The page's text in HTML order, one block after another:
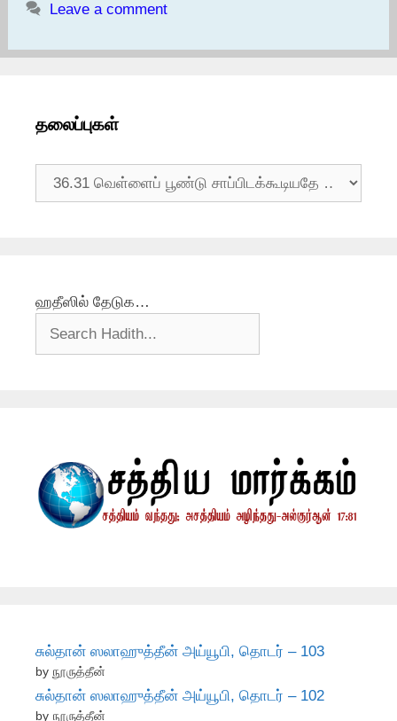
Leave a comment
தலைப்புகள்
தலைப்புகள்
ஹதீஸில் தேடுக…
சுல்தான் ஸலாஹுத்தீன் அய்யூபி, தொடர் – 103
by நூருத்தீன்
சுல்தான் ஸலாஹுத்தீன் அய்யூபி, தொடர் – 102
by நூருத்தீன்